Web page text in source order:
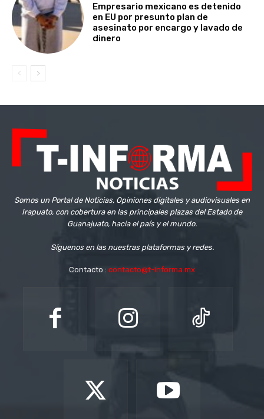
Empresario mexicano es detenido
en EU por presunto plan de
asesinato por encargo y lavado de
dinero
Somos un Portal de Noticias, Opiniones digitales y audiovisuales en
Irapuato, con cobertura en las principales plazas del Estado de
Guanajuato, hacia el país y el mundo.
Síguenos en las nuestras plataformas y redes.
Contacto : contacto@t-informa.mx